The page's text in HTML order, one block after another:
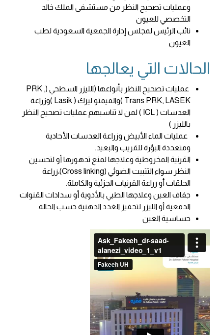
وعمليات تصحيح النظر من مستشفى الملك خالد
التخصصي للعيون
نائب الرئيس لمجلس إدارة الجمعية السعودية لطب
العيون
الحالات التي يعالجها
عمليات تصحيح النظر بأنواعها (الليزر السطحي (PRK ,
Trans PRK, LASEK )والفيمتو ليزك ( Lasik )وزراعة
العدسات ( ICL ) لمن لا تناسبهم عمليات تصحيح النظر
بالليزر )
عمليات الماء الأبيض وزراعة العدسات الأحادية
ومتعددة البؤرة للقريب والبعيد.
القرنية المخروطية وعلاجها لمنع تدهورها أو لتحسين
النظر سواء التثبيت الضوئي (Cross linking)،زراعة
الحلقات أو زراعة القرنيات الجزئية والكاملة.
جفاف العين وعلاجها الطبي بالأدوية أو سدادات القنوات
الدمعية أو الليزر لتحفيز الغدد الدهنية حسب الحالة.
حساسية العين